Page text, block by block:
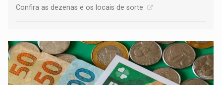
Confira as dezenas e os locais de sorte